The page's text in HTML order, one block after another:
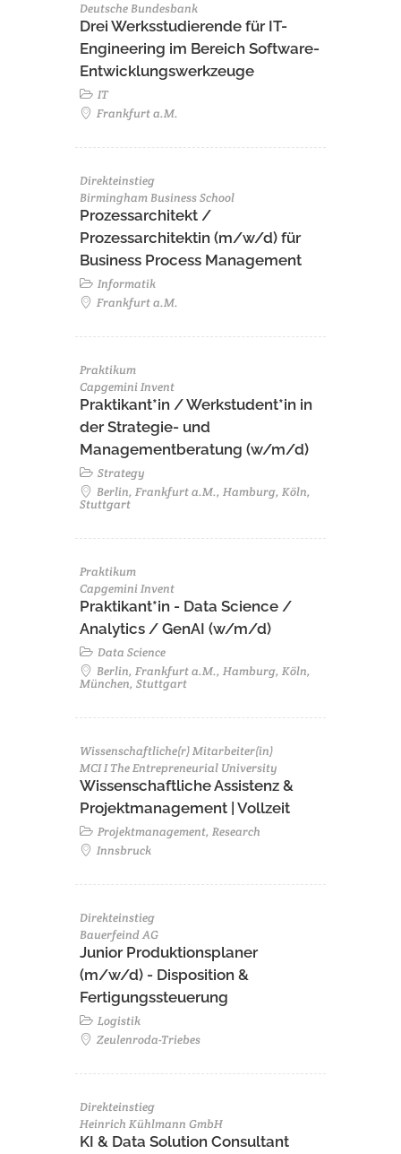
Deutsche Bundesbank
Drei Werksstudierende für IT-
Engineering im Bereich Software-
Entwicklungswerkzeuge
IT
Frankfurt a.M.
Direkteinstieg
Birmingham Business School
Prozessarchitekt /
Prozessarchitektin (m/w/d) für
Business Process Management
Informatik
Frankfurt a.M.
Praktikum
Capgemini Invent
Praktikant*in / Werkstudent*in in
der Strategie- und
Managementberatung (w/m/d)
Strategy
Berlin, Frankfurt a.M., Hamburg, Köln,
Stuttgart
Praktikum
Capgemini Invent
Praktikant*in - Data Science /
Analytics / GenAI (w/m/d)
Data Science
Berlin, Frankfurt a.M., Hamburg, Köln,
München, Stuttgart
Wissenschaftliche(r) Mitarbeiter(in)
MCI I The Entrepreneurial University
Wissenschaftliche Assistenz &
Projektmanagement | Vollzeit
Projektmanagement, Research
Innsbruck
Direkteinstieg
Bauerfeind AG
Junior Produktionsplaner
(m/w/d) - Disposition &
Fertigungssteuerung
Logistik
Zeulenroda-Triebes
Direkteinstieg
Heinrich Kühlmann GmbH
KI & Data Solution Consultant